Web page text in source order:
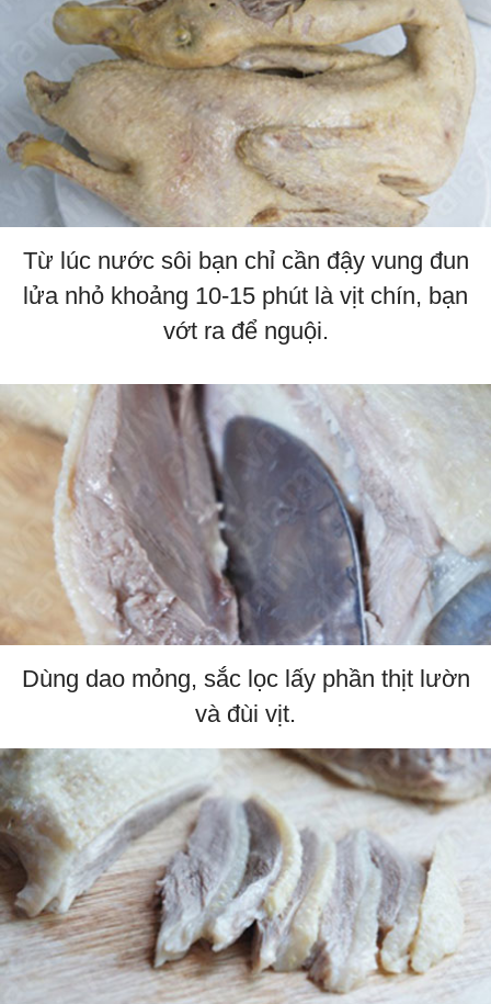
Từ lúc nước sôi bạn chỉ cần đậy vung đun
lửa nhỏ khoảng 10-15 phút là vịt chín, bạn
vớt ra để nguội.
Dùng dao mỏng, sắc lọc lấy phần thịt lườn
và đùi vịt.